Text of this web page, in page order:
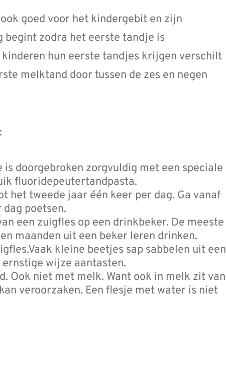
goed voor het kindergebit en zijn
begint zodra het eerste tandje is
hun eerste tandjes krijgen verschilt
melktand door tussen de zes en negen
doorgebroken zorgvuldig met een speciale
fluoridepeutertandpasta.
het tweede jaar één keer per dag. Ga vanaf
poetsen.
een zuigfles op een drinkbeker. De meeste
maanden uit een beker leren drinken.
kleine beetjes sap sabbelen uit een
wijze aantasten.
Ook niet met melk. Want ook in melk zit van
veroorzaken. Een flesje met water is niet